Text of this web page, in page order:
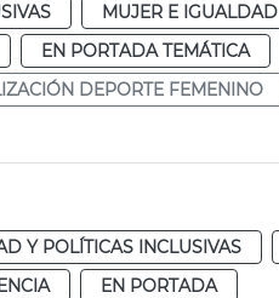
MUJER E IGUALDAD
EN PORTADA TEMÁTICA
DEPORTE FEMENINO
Y POLÍTICAS INCLUSIVAS
EN PORTADA